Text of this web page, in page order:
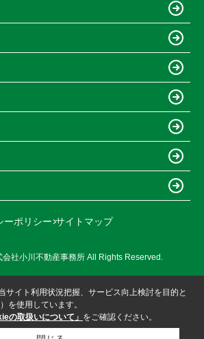
ーポリシー サイトマップ
社小川不動産事務所 All Rights Reserved.
サイト利用状況把握、サービス向上検討を目的と
を使用しています。
の取扱いについて」 をご確認ください。